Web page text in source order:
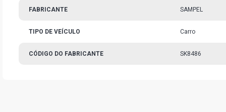
FABRICANTE SAMPEL
TIPO DE VEÍCULO Carro
CÓDIGO DO FABRICANTE SK8486